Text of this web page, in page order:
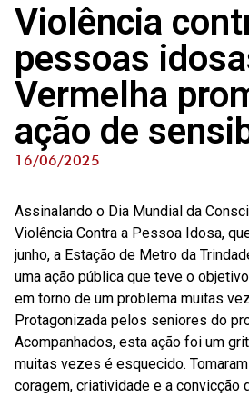
Violência
pessoas
Vermelha
ação de
16/06/2025
Assinalando o Dia Mundial da
Violência Contra a Pessoa Idosa,
junho, a Estação de Metro da
uma ação pública que teve o
em torno de um problema muitas
Protagonizada pelos seniores do
Acompanhados, esta ação foi um
muitas vezes é esquecido.
coragem, criatividade e a convicção